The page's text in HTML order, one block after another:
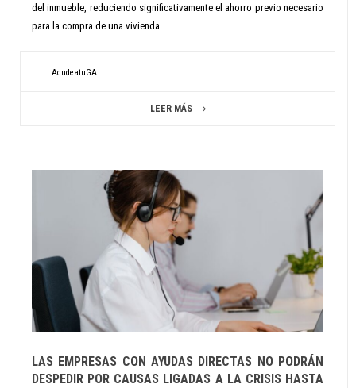
del inmueble, reduciendo significativamente el ahorro previo necesario
para la compra de una vivienda.
AcudeatuGA
LEER MÁS
LAS EMPRESAS CON AYUDAS DIRECTAS NO PODRÁN
DESPEDIR POR CAUSAS LIGADAS A LA CRISIS HASTA